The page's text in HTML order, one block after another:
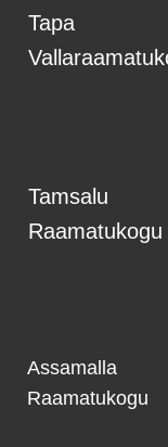
Tapa
Tamsalu
Raamatukogu
Assamalla
Raamatukogu